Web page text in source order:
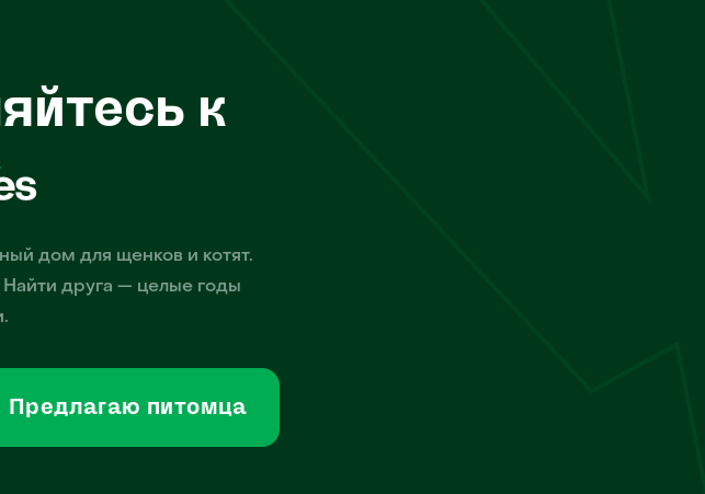
к
дом для щенков и котят.
друга — целые годы
Предлагаю питомца